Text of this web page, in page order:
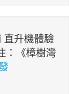
直升機體驗
：《樟樹灣